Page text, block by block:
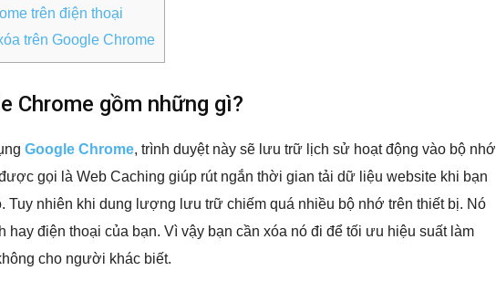
trên điện thoại
trên Google Chrome
Chrome gồm những gì?
Google Chrome, trình duyệt này sẽ lưu trữ lịch sử hoạt động vào bộ nhớ
gọi là Web Caching giúp rút ngắn thời gian tải dữ liệu website khi bạn
Tuy nhiên khi dung lượng lưu trữ chiếm quá nhiều bộ nhớ trên thiết bị. Nó
hay điện thoại của bạn. Vì vậy bạn cần xóa nó đi để tối ưu hiệu suất làm
cho người khác biết.